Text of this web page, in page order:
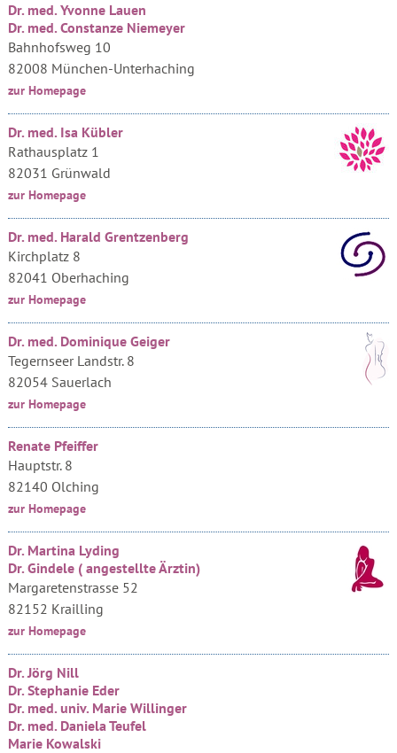
Dr. med. Yvonne Lauen
Dr. med. Constanze Niemeyer
Bahnhofsweg 10
82008 München-Unterhaching
zur Homepage
Dr. med. Isa Kübler
Rathausplatz 1
82031 Grünwald
zur Homepage
Dr. med. Harald Grentzenberg
Kirchplatz 8
82041 Oberhaching
zur Homepage
Dr. med. Dominique Geiger
Tegernseer Landstr. 8
82054 Sauerlach
zur Homepage
Renate Pfeiffer
Hauptstr. 8
82140 Olching
zur Homepage
Dr. Martina Lyding
Dr. Gindele ( angestellte Ärztin)
Margaretenstrasse 52
82152 Krailling
zur Homepage
Dr. Jörg Nill
Dr. Stephanie Eder
Dr. med. univ. Marie Willinger
Dr. med. Daniela Teufel
Marie Kowalski